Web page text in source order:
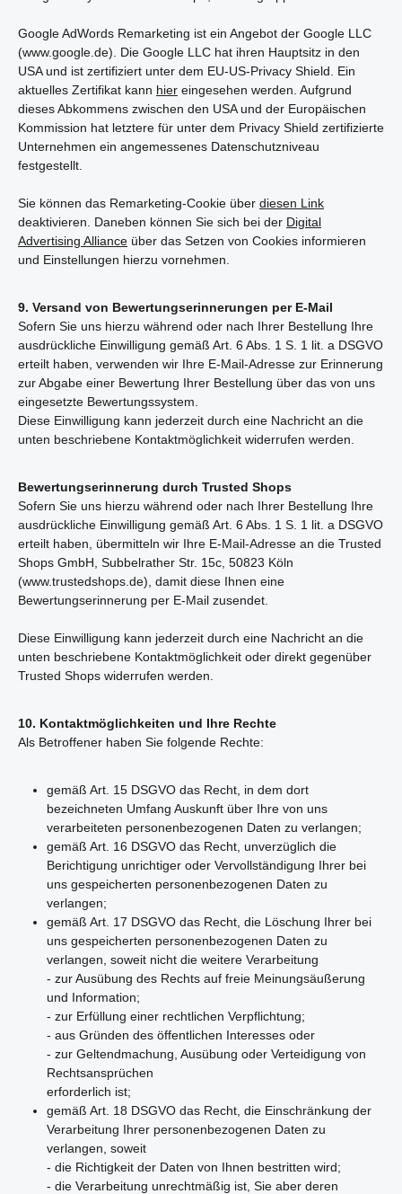
Google AdWords Remarketing ist ein Angebot der Google LLC
(www.google.de). Die Google LLC hat ihren Hauptsitz in den
USA und ist zertifiziert unter dem EU-US-Privacy Shield. Ein
aktuelles Zertifikat kann hier eingesehen werden. Aufgrund
dieses Abkommens zwischen den USA und der Europäischen
Kommission hat letztere für unter dem Privacy Shield zertifizierte
Unternehmen ein angemessenes Datenschutzniveau
festgestellt.
Sie können das Remarketing-Cookie über diesen Link
deaktivieren. Daneben können Sie sich bei der Digital
Advertising Alliance über das Setzen von Cookies informieren
und Einstellungen hierzu vornehmen.
9. Versand von Bewertungserinnerungen per E-Mail
Sofern Sie uns hierzu während oder nach Ihrer Bestellung Ihre
ausdrückliche Einwilligung gemäß Art. 6 Abs. 1 S. 1 lit. a DSGVO
erteilt haben, verwenden wir Ihre E-Mail-Adresse zur Erinnerung
zur Abgabe einer Bewertung Ihrer Bestellung über das von uns
eingesetzte Bewertungssystem.
Diese Einwilligung kann jederzeit durch eine Nachricht an die
unten beschriebene Kontaktmöglichkeit widerrufen werden.
Bewertungserinnerung durch Trusted Shops
Sofern Sie uns hierzu während oder nach Ihrer Bestellung Ihre
ausdrückliche Einwilligung gemäß Art. 6 Abs. 1 S. 1 lit. a DSGVO
erteilt haben, übermitteln wir Ihre E-Mail-Adresse an die Trusted
Shops GmbH, Subbelrather Str. 15c, 50823 Köln
(www.trustedshops.de), damit diese Ihnen eine
Bewertungserinnerung per E-Mail zusendet.
Diese Einwilligung kann jederzeit durch eine Nachricht an die
unten beschriebene Kontaktmöglichkeit oder direkt gegenüber
Trusted Shops widerrufen werden.
10. Kontaktmöglichkeiten und Ihre Rechte
Als Betroffener haben Sie folgende Rechte:
gemäß Art. 15 DSGVO das Recht, in dem dort
bezeichneten Umfang Auskunft über Ihre von uns
verarbeiteten personenbezogenen Daten zu verlangen;
gemäß Art. 16 DSGVO das Recht, unverzüglich die
Berichtigung unrichtiger oder Vervollständigung Ihrer bei
uns gespeicherten personenbezogenen Daten zu
verlangen;
gemäß Art. 17 DSGVO das Recht, die Löschung Ihrer bei
uns gespeicherten personenbezogenen Daten zu
verlangen, soweit nicht die weitere Verarbeitung
- zur Ausübung des Rechts auf freie Meinungsäußerung
und Information;
- zur Erfüllung einer rechtlichen Verpflichtung;
- aus Gründen des öffentlichen Interesses oder
- zur Geltendmachung, Ausübung oder Verteidigung von
Rechtsansprüchen
erforderlich ist;
gemäß Art. 18 DSGVO das Recht, die Einschränkung der
Verarbeitung Ihrer personenbezogenen Daten zu
verlangen, soweit
- die Richtigkeit der Daten von Ihnen bestritten wird;
- die Verarbeitung unrechtmäßig ist, Sie aber deren